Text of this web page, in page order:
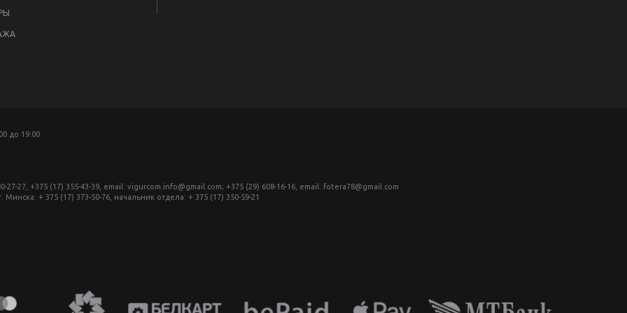
до 19:00
27, +375 (17) 355-43-39, email: vigurcom.info@gmail.com; +375 (29) 608-16-16, email: fotera78@gmail.com
+ 375 (17) 373-50-76, начальник отдела: + 375 (17) 350-59-21